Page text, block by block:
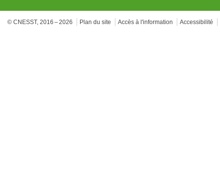
© CNESST, 2016 – 2026 Plan du site Accès à l'information Accessibilité